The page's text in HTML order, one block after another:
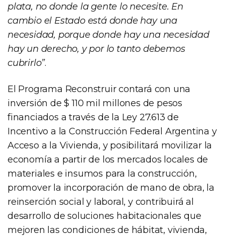
plata, no donde la gente lo necesite. En
cambio el Estado está donde hay una
necesidad, porque donde hay una necesidad
hay un derecho, y por lo tanto debemos
cubrirlo”.
El Programa Reconstruir contará con una
inversión de $ 110 mil millones de pesos
financiados a través de la Ley 27.613 de
Incentivo a la Construcción Federal Argentina y
Acceso a la Vivienda, y posibilitará movilizar la
economía a partir de los mercados locales de
materiales e insumos para la construcción,
promover la incorporación de mano de obra, la
reinserción social y laboral, y contribuirá al
desarrollo de soluciones habitacionales que
mejoren las condiciones de hábitat, vivienda,